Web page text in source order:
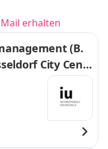
erhalten
(B.
City Centr